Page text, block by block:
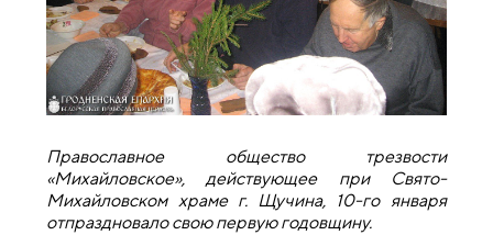
Православное общество трезвости
«Михайловское», действующее при Свято-
Михайловском храме г. Щучина, 10-го января
отпраздновало свою первую годовщину.